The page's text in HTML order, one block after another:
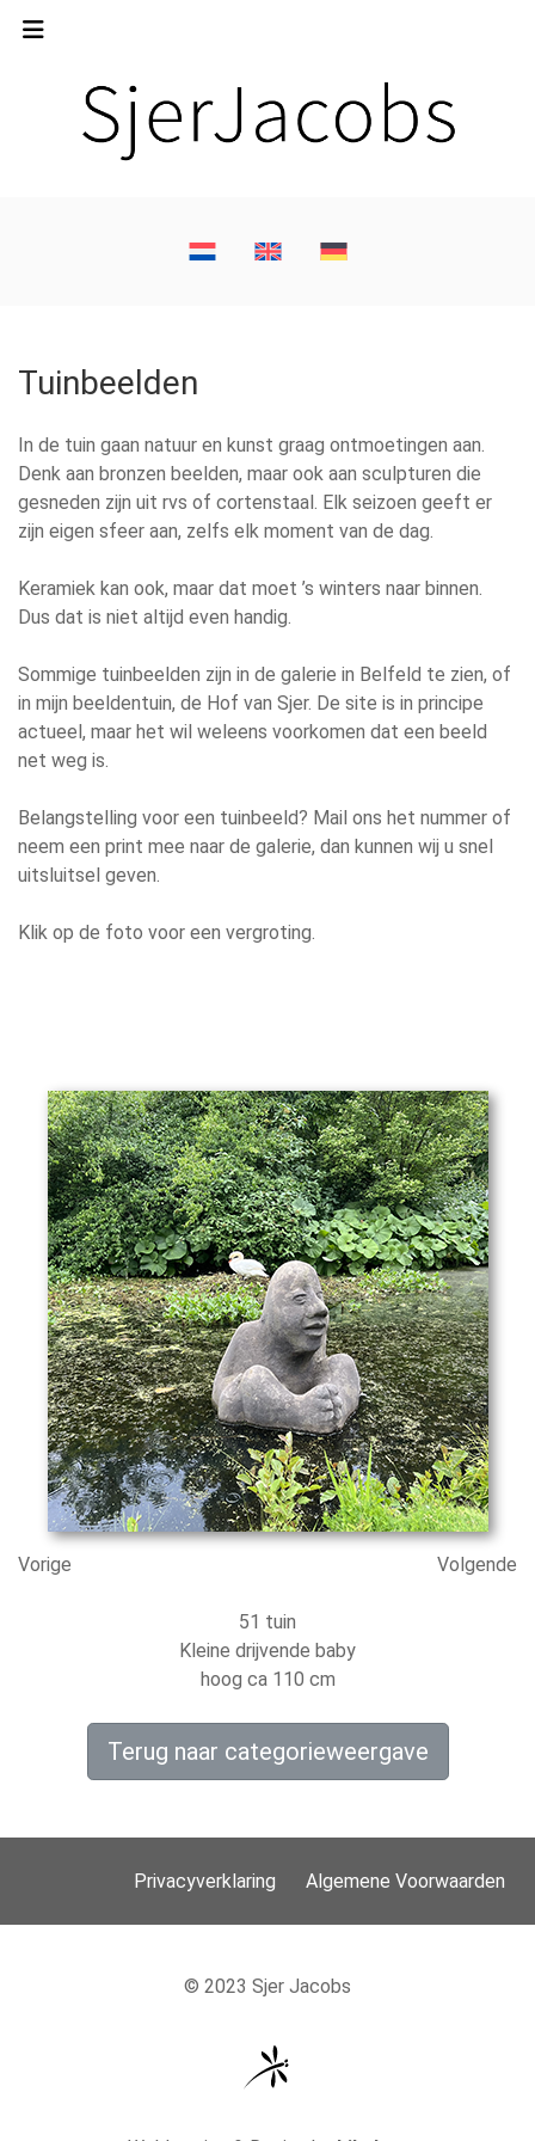
Tuinbeelden
In de tuin gaan natuur en kunst graag ontmoetingen aan.
Denk aan bronzen beelden, maar ook aan sculpturen die
gesneden zijn uit rvs of cortenstaal. Elk seizoen geeft er
zijn eigen sfeer aan, zelfs elk moment van de dag.
Keramiek kan ook, maar dat moet ’s winters naar binnen.
Dus dat is niet altijd even handig.
Sommige tuinbeelden zijn in de galerie in Belfeld te zien, of
in mijn beeldentuin, de Hof van Sjer. De site is in principe
actueel, maar het wil weleens voorkomen dat een beeld
net weg is.
Belangstelling voor een tuinbeeld? Mail ons het nummer of
neem een print mee naar de galerie, dan kunnen wij u snel
uitsluitsel geven.
Klik op de foto voor een vergroting.
Vorige Volgende
51 tuin
Kleine drijvende baby
hoog ca 110 cm
Terug naar categorieweergave
Privacyverklaring Algemene Voorwaarden
© 2023 Sjer Jacobs